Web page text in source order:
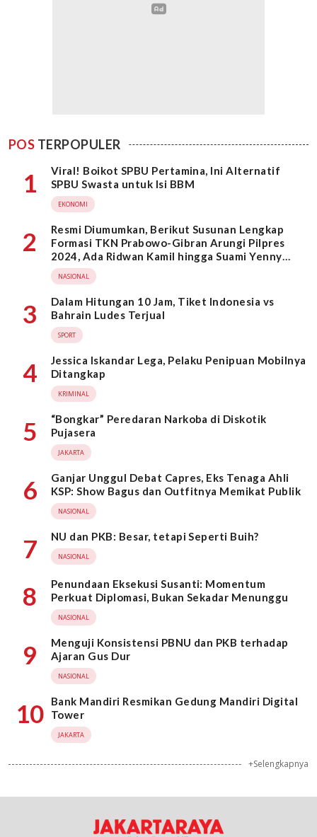
POS TERPOPULER
1
Viral! Boikot SPBU Pertamina, Ini Alternatif
SPBU Swasta untuk Isi BBM
EKONOMI
2
Resmi Diumumkan, Berikut Susunan Lengkap
Formasi TKN Prabowo-Gibran Arungi Pilpres
2024, Ada Ridwan Kamil hingga Suami Yenny
Wahid
NASIONAL
3
Dalam Hitungan 10 Jam, Tiket Indonesia vs
Bahrain Ludes Terjual
SPORT
4
Jessica Iskandar Lega, Pelaku Penipuan Mobilnya
Ditangkap
KRIMINAL
5
“Bongkar” Peredaran Narkoba di Diskotik
Pujasera
JAKARTA
6
Ganjar Unggul Debat Capres, Eks Tenaga Ahli
KSP: Show Bagus dan Outfitnya Memikat Publik
NASIONAL
7 NU dan PKB: Besar, tetapi Seperti Buih?
NASIONAL
8
Penundaan Eksekusi Susanti: Momentum
Perkuat Diplomasi, Bukan Sekadar Menunggu
NASIONAL
9
Menguji Konsistensi PBNU dan PKB terhadap
Ajaran Gus Dur
NASIONAL
10
Bank Mandiri Resmikan Gedung Mandiri Digital
Tower
JAKARTA
+Selengkapnya